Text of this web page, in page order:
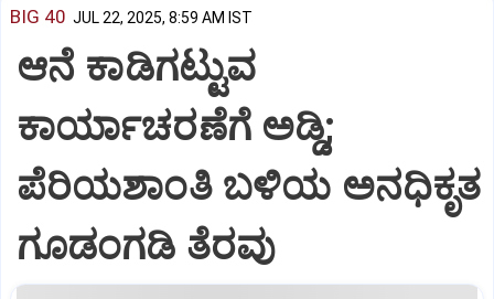
BIG 40 JUL 22, 2025, 8:59 AM IST
ಆನೆ ಕಾಡಿಗಟ್ಟುವ
ಕಾರ್ಯಾಚರಣೆಗೆ ಅಡ್ಡಿ;
ಪೆರಿಯಶಾಂತಿ ಬಳಿಯ ಅನಧಿಕೃತ
ಗೂಡಂಗಡಿ ತೆರವು